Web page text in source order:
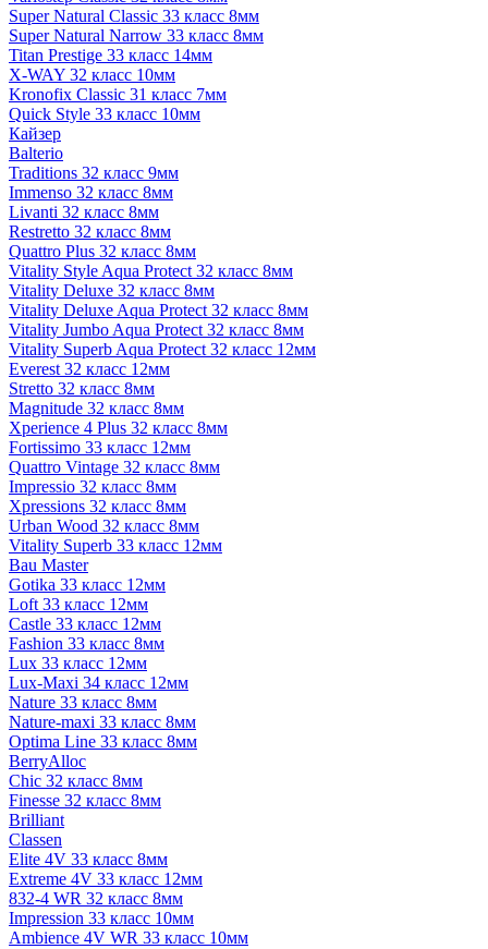
Super Natural Classic 33 класс 8мм
Super Natural Narrow 33 класс 8мм
Titan Prestige 33 класс 14мм
X-WAY 32 класс 10мм
Kronofix Classic 31 класс 7мм
Quick Style 33 класс 10мм
Кайзер
Balterio
Traditions 32 класс 9мм
Immenso 32 класс 8мм
Livanti 32 класс 8мм
Restretto 32 класс 8мм
Quattro Plus 32 класс 8мм
Vitality Style Aqua Protect 32 класс 8мм
Vitality Deluxe 32 класс 8мм
Vitality Deluxe Aqua Protect 32 класс 8мм
Vitality Jumbo Aqua Protect 32 класс 8мм
Vitality Superb Aqua Protect 32 класс 12мм
Everest 32 класс 12мм
Stretto 32 класс 8мм
Magnitude 32 класс 8мм
Xperience 4 Plus 32 класс 8мм
Fortissimo 33 класс 12мм
Quattro Vintage 32 класс 8мм
Impressio 32 класс 8мм
Xpressions 32 класс 8мм
Urban Wood 32 класс 8мм
Vitality Superb 33 класс 12мм
Bau Master
Gotika 33 класс 12мм
Loft 33 класс 12мм
Castle 33 класс 12мм
Fashion 33 класс 8мм
Lux 33 класс 12мм
Lux-Maxi 34 класс 12мм
Nature 33 класс 8мм
Nature-maxi 33 класс 8мм
Optima Line 33 класс 8мм
BerryAlloc
Chic 32 класс 8мм
Finesse 32 класс 8мм
Brilliant
Classen
Elite 4V 33 класс 8мм
Extreme 4V 33 класс 12мм
832-4 WR 32 класс 8мм
Impression 33 класс 10мм
Ambience 4V WR 33 класс 10мм